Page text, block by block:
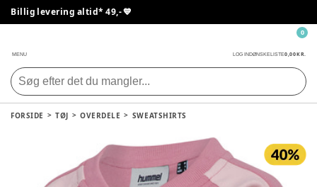
Billig levering altid* 49,- 💙
MENU LOG INDØNSKELISTE0,00 KR.
0
FORSIDE TØJ OVERDELE SWEATSHIRTS